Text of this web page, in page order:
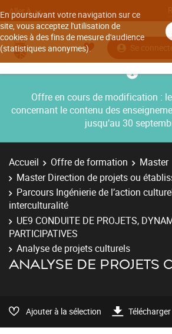
En poursuivant votre navigation sur ce
site, vous acceptez l'utilisation de
cookies à des fins de mesure d'audience
(statistiques anonymes).
Aller à
Se
Offre en cours de modification :
concernant le contenu des
jusqu’au 30
Accueil Offre de formation
Master
Master Direction de projets ou
Parcours Ingénierie de l’action
interculturalité
UE9 CONDUITE DE PROJETS,
PARTICIPATIVES
Analyse de projets culturels
ANALYSE DE PROJETS
Ajouter à la sélection Télécharger